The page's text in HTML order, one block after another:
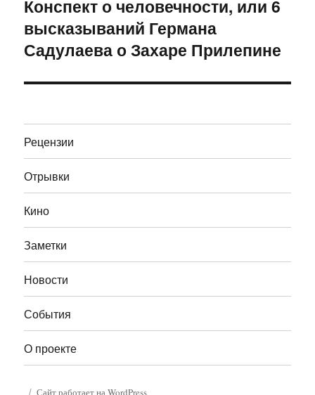
Следующая
запись:
Конспект о человечности, или 6
высказываний Германа
Садулаева о Захаре Прилепине
Рецензии
Отрывки
Кино
Заметки
Новости
События
О проекте
Сайт работает на WordPress